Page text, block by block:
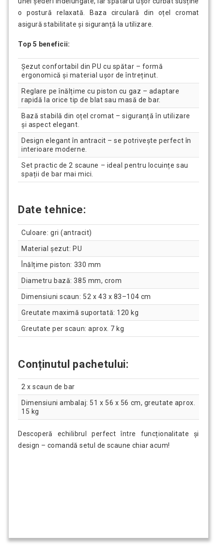
o postură relaxată. Baza circulară din oțel cromat
asigură stabilitate și siguranță la utilizare.
Top 5 beneficii:
Șezut confortabil din PU cu spătar – formă
ergonomică și material ușor de întreținut.
Reglare pe înălțime cu piston cu gaz – adaptare
rapidă la orice tip de blat sau masă de bar.
Bază stabilă din oțel cromat – siguranță în utilizare
și aspect elegant.
Design elegant în antracit – se potrivește perfect în
interioare moderne.
Set practic de 2 scaune – ideal pentru locuințe sau
spații de bar mai mici.
Date tehnice:
Culoare: gri (antracit)
Material șezut: PU
Înălțime piston: 330 mm
Diametru bază: 385 mm, crom
Dimensiuni scaun: 52 x 43 x 83–104 cm
Greutate maximă suportată: 120 kg
Greutate per scaun: aprox. 7 kg
Conținutul pachetului:
2 x scaun de bar
Dimensiuni ambalaj: 51 x 56 x 56 cm, greutate aprox.
15 kg
Descoperă echilibrul perfect între funcționalitate și
design – comandă setul de scaune chiar acum!